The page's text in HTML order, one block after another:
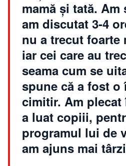
mamă şi tată.
am discutat 3-4
nu a trecut foarte
iar cei care au
seama cum se
spune că a fost o
cimitir. Am plecat
a luat copiii,
programul lui de
am ajuns mai